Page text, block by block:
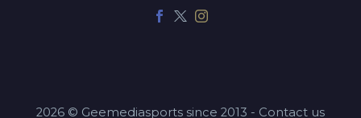
2026 © Geemediasports since 2013 - Contact us